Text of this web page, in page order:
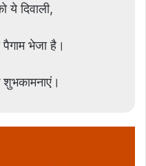
ये दिवाली,
भेजा है।
शुभकामनाएं।